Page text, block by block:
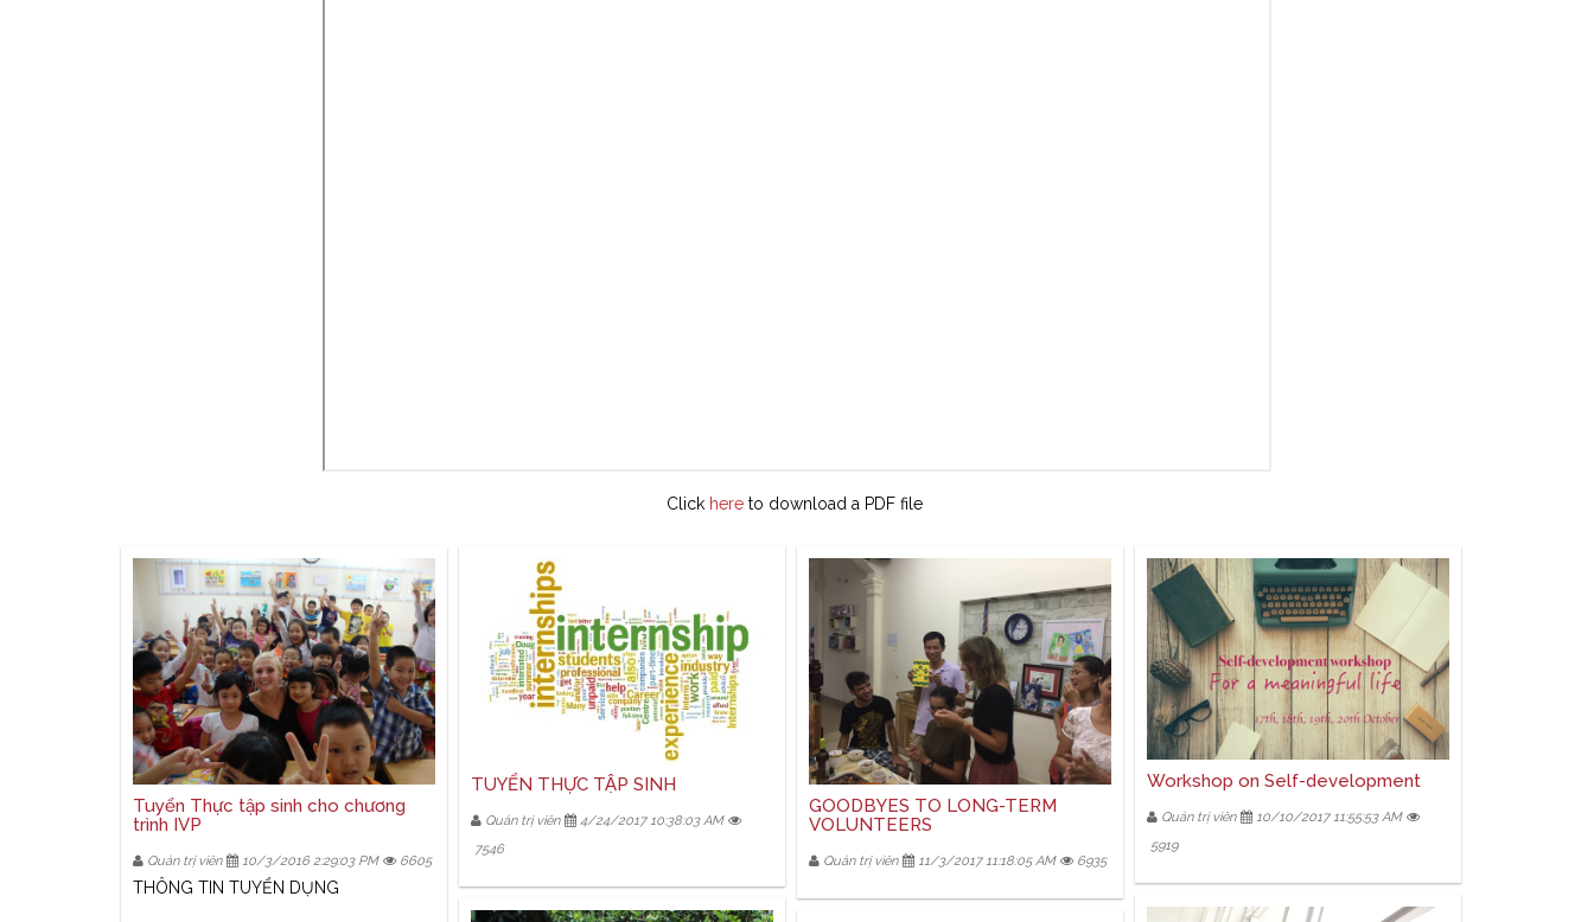
Click here to download a PDF file
Tuyển Thực tập sinh cho chương
trình IVP
Quản trị viên 10/3/2016 2:29:03 PM 6605
THÔNG TIN TUYỂN DỤNG
TUYỂN THỰC TẬP SINH
Quản trị viên
4/24/2017 10:38:03 AM
7546
GOODBYES TO LONG-TERM
VOLUNTEERS
Quản trị viên 11/3/2017 11:18:05 AM 6935
Workshop on Self-development
Quản trị viên
10/10/2017 11:55:53 AM
5919